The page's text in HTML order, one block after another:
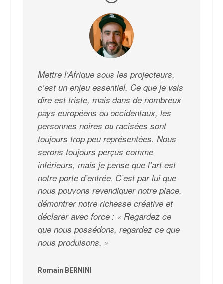
Mettre l’Afrique sous les projecteurs,
c’est un enjeu essentiel. Ce que je vais
dire est triste, mais dans de nombreux
pays européens ou occidentaux, les
personnes noires ou racisées sont
toujours trop peu représentées. Nous
serons toujours perçus comme
inférieurs, mais je pense que l’art est
notre porte d’entrée. C’est par lui que
nous pouvons revendiquer notre place,
démontrer notre richesse créative et
déclarer avec force : « Regardez ce
que nous possédons, regardez ce que
nous produisons. »
Romain BERNINI